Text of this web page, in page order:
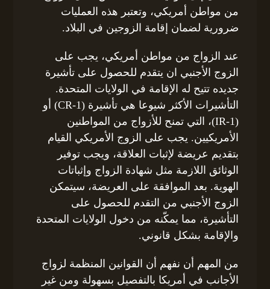
من مواطن أمريكي، وتعتبر هذه العمليات
ضرورية لضمان إقامة الزوجين في البلاد.
عند الزواج من مواطن أمريكي، يجب على
الزوج الأجنبي ان يتقدم للحصول على تأشيرة
جديده تتيح له الإقامة في الولايات المتحدة.
التأشيرات الأكثر شيوعا هي تأشيرة (CR-1) أو
(IR-1)، التي تمنح للأزواج من المواطنين
الأمريكيين. يجب على الزوج الأمريكي القيام
بتقديم عريضة لإثبات العلاقة، ويجب توفير
الوثائق اللازمة مثل شهادة الزواج وإثباتات
الهوية. بعد الموافقة على العريضة، سيتمكن
الزوج الأجنبي من التقدم للحصول على
التأشيرة، مما يمكّنه من دخول الولايات المتحدة
والإقامة بشكل قانوني.
من المهم أن نفهم أن القوانين المنظمة لزواج
الأجانب في أمريكا بالتفصيل بسهولة ومن غير